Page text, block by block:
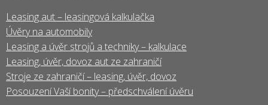
Leasing aut – leasingová kalkulačka
Úvěry na automobily
Leasing a úvěr strojů a techniky – kalkulace
Leasing, úvěr, dovoz aut ze zahraničí
Stroje ze zahraničí – leasing, úvěr, dovoz
Posouzení Vaší bonity – předschválení úvěru